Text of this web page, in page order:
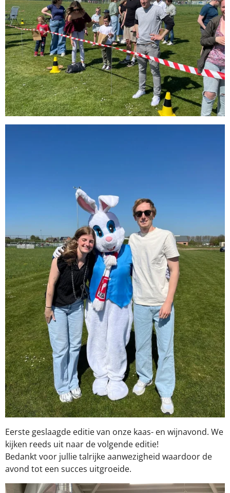
Eerste geslaagde editie van onze kaas- en wijnavond. We
kijken reeds uit naar de volgende editie!
Bedankt voor jullie talrijke aanwezigheid waardoor de
avond tot een succes uitgroeide.